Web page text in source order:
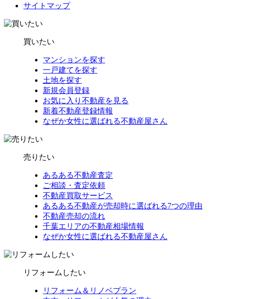
サイトマップ
買いたい
マンションを探す
一戸建てを探す
土地を探す
新規会員登録
お気に入り不動産を見る
新着不動産登録情報
なぜか女性に選ばれる不動産屋さん
売りたい
あるある不動産査定
ご相談・査定依頼
不動産買取サービス
あるある不動産が売却時に選ばれる7つの理由
不動産売却の流れ
千葉エリアの不動産相場情報
なぜか女性に選ばれる不動産屋さん
リフォームしたい
リフォーム＆リノベプラン